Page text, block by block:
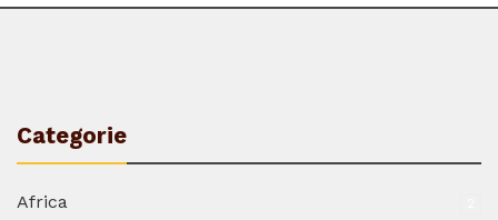
Categorie
Africa